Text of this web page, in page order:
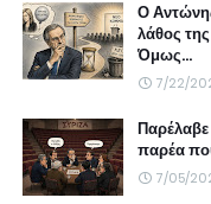
Ο
λάθος
Όμως...
7/22/
παρέα
7/05/